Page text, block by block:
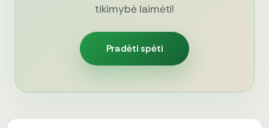
tikimybė laimėti!
Pradėti spėti